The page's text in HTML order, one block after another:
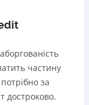
частину
за
достроково.